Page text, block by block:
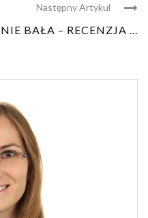
Następny Artykul
BAŁA – RECENZJA ...